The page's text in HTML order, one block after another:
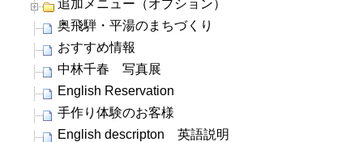
追加メニュー（オプション）
奥飛騨・平湯のまちづくり
おすすめ情報
中林千春 写真展
English Reservation
手作り体験のお客様
English descripton 英語説明